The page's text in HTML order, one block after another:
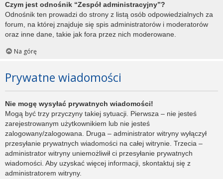
Czym jest odnośnik “Zespół administracyjny”?
Odnośnik ten prowadzi do strony z listą osób odpowiedzialnych za
forum, na której znajduje się spis administratorów i moderatorów
oraz inne dane, takie jak fora przez nich moderowane.
Na górę
Prywatne wiadomości
Nie mogę wysyłać prywatnych wiadomości!
Mogą być trzy przyczyny takiej sytuacji. Pierwsza – nie jesteś
zarejestrowanym użytkownikiem lub nie jesteś
zalogowany/zalogowana. Druga – administrator witryny wyłączył
przesyłanie prywatnych wiadomości na całej witrynie. Trzecia –
administrator witryny uniemożliwił ci przesyłanie prywatnych
wiadomości. Aby uzyskać więcej informacji, skontaktuj się z
administratorem witryny.